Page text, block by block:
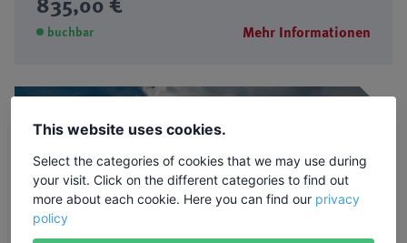
buchbar Mehr Informationen
This website uses cookies.
Select the categories of cookies that we may use during
your visit. Click on the different categories to find out
more about each cookie. Here you can find our privacy
policy